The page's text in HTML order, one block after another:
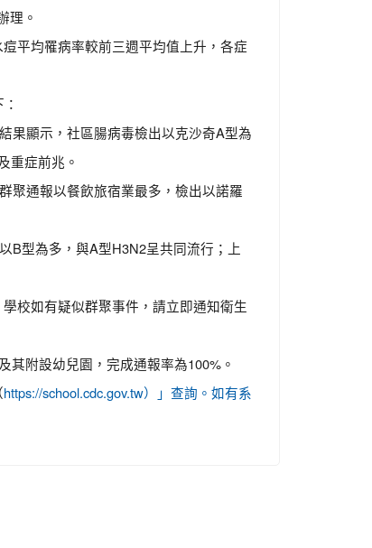
理。
平均罹病率較前三週平均值上升，各症
果顯示，社區腸病毒檢出以克沙奇A型為
重症前兆。
聚通報以餐飲旅宿業最多，檢出以諾羅
B型為多，與A型H3N2呈共同流行；上
校如有疑似群聚事件，請立即通知衛生
附設幼兒園，完成通報率為100%。
https://school.cdc.gov.tw）」查詢。如有系